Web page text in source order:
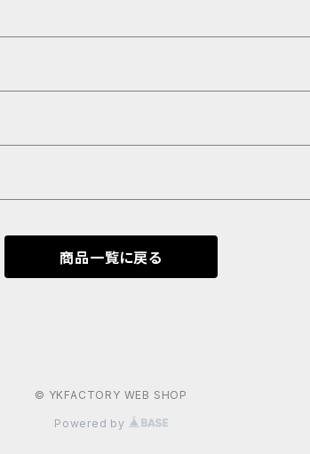
商品一覧に戻る
© YKFACTORY WEB SHOP
Powered by